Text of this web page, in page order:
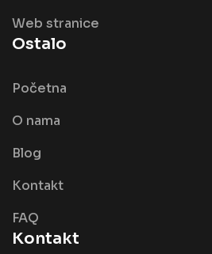
Web stranice
Ostalo
Početna
O nama
Blog
Kontakt
FAQ
Kontakt